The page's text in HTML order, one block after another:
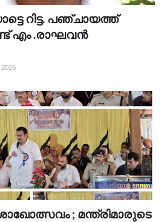
റിട്ട. പഞ്ചായത്ത്‌
എം .രാഘവൻ
2026
; മന്ത്രിമാരുടെ